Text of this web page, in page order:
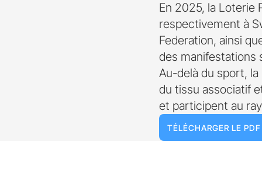
En 2025, la Loterie
respectivement à
Federation, ainsi
des manifestations
Au-delà du sport,
du tissu associatif
et participent au
TÉLÉCHARGER LE PDF